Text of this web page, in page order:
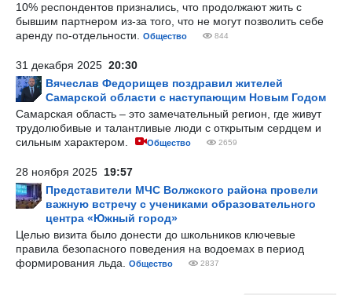
10% респондентов признались, что продолжают жить с
бывшим партнером из-за того, что не могут позволить себе
аренду по-отдельности.
Общество 844
31 декабря 2025 20:30
Вячеслав Федорищев поздравил жителей
Самарской области с наступающим Новым Годом
Самарская область – это замечательный регион, где живут
трудолюбивые и талантливые люди с открытым сердцем и
сильным характером.
Общество 2659
28 ноября 2025 19:57
Представители МЧС Волжского района провели
важную встречу с учениками образовательного
центра «Южный город»
Целью визита было донести до школьников ключевые
правила безопасного поведения на водоемах в период
формирования льда.
Общество 2837